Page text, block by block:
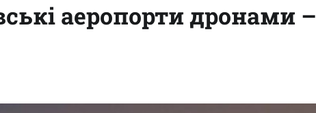
аеропорти дронами –